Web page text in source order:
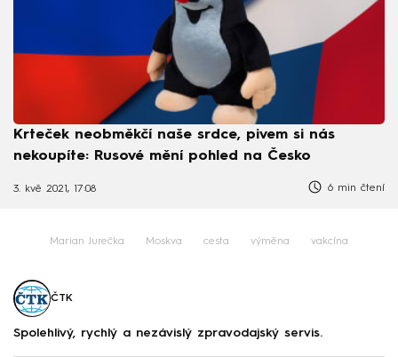
Krteček neobměkčí naše srdce, pivem si nás
nekoupíte: Rusové mění pohled na Česko
3. kvě 2021, 17:08 6 min čtení
Marian Jurečka Moskva cesta výměna vakcína
ČTK
Spolehlivý, rychlý a nezávislý zpravodajský servis.